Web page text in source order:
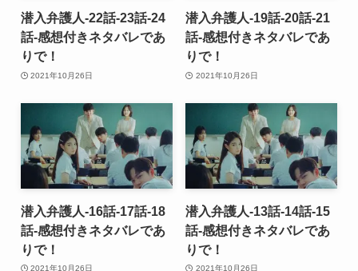
潜入弁護人-22話-23話-24
話-感想付きネタバレであ
りで！
2021年10月26日
潜入弁護人-19話-20話-21
話-感想付きネタバレであ
りで！
2021年10月26日
潜入弁護人-16話-17話-18
話-感想付きネタバレであ
りで！
2021年10月26日
潜入弁護人-13話-14話-15
話-感想付きネタバレであ
りで！
2021年10月26日